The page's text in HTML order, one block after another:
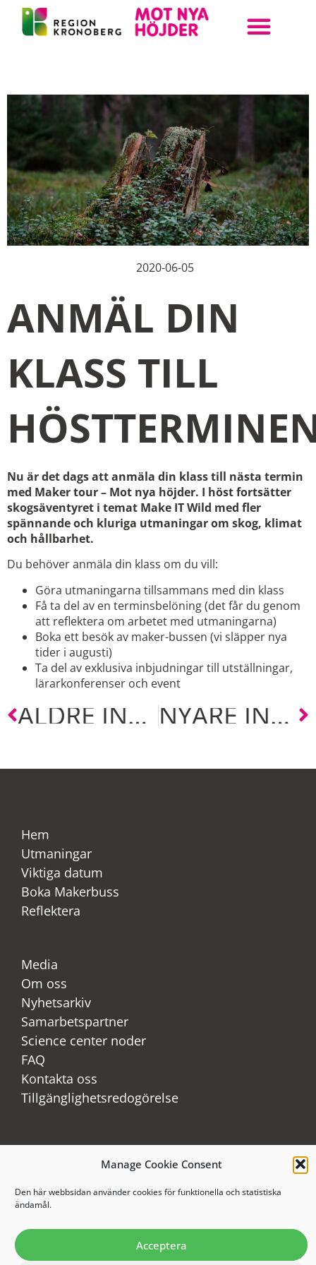
Manage Cookie Consent
Den här webbsidan använder cookies för funktionella och statistiska
ändamål.
Acceptera
2020-06-05
ANMÄL DIN
KLASS TILL
Nu är det dags att anmäla din klass till nästa termin
med Maker tour – Mot nya höjder. I höst fortsätter
skogsäventyret i temat Make IT Wild med fler
spännande och kluriga utmaningar om skog, klimat
och hållbarhet.
Du behöver anmäla din klass om du vill:
Göra utmaningarna tillsammans med din klass
Få ta del av en terminsbelöning (det får du genom
att reflektera om arbetet med utmaningarna)
Boka ett besök av maker-bussen (vi släpper nya
tider i augusti)
Ta del av exklusiva inbjudningar till utställningar,
lärarkonferenser och event
ÄLDRE INLÄGG NYARE INLÄGG
Hem
Utmaningar
Viktiga datum
Boka Makerbuss
Reflektera
Media
Om oss
Nyhetsarkiv
Samarbetspartner
Science center noder
FAQ
Kontakta oss
Tillgänglighetsredogörelse
Instagram